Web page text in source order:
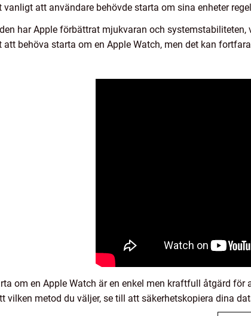
vanligt att användare behövde starta om sina enheter
har Apple förbättrat mjukvaran och
att behöva starta om en Apple Watch, men det kan
om en Apple Watch är en enkel men kraftfull åtgärd
vilken metod du väljer, se till att säkerhetskopiera dina